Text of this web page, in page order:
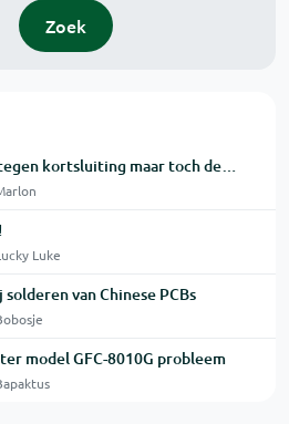
Zoek
Adapter beveiligd tegen kortsluiting maar toch defect?
Luke
van Chinese PCBs
model GFC-8010G probleem